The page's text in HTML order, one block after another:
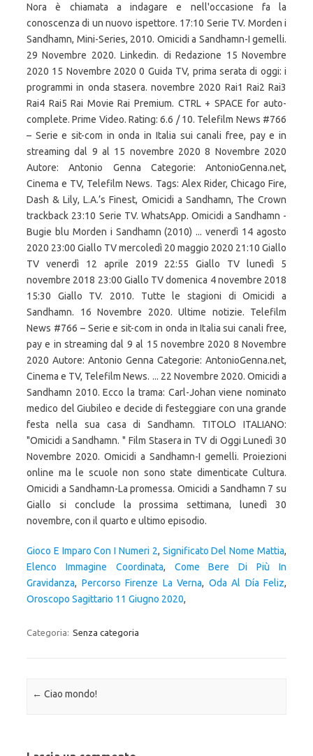
Nora è chiamata a indagare e nell'occasione fa la
conoscenza di un nuovo ispettore. 17:10 Serie TV. Morden i
Sandhamn, Mini-Series, 2010. Omicidi a Sandhamn-I gemelli.
29 Novembre 2020. Linkedin. di Redazione 15 Novembre
2020 15 Novembre 2020 0 Guida TV, prima serata di oggi: i
programmi in onda stasera. novembre 2020 Rai1 Rai2 Rai3
Rai4 Rai5 Rai Movie Rai Premium. CTRL + SPACE for auto-
complete. Prime Video. Rating: 6.6 / 10. Telefilm News #766
– Serie e sit-com in onda in Italia sui canali free, pay e in
streaming dal 9 al 15 novembre 2020 8 Novembre 2020
Autore: Antonio Genna Categorie: AntonioGenna.net,
Cinema e TV, Telefilm News. Tags: Alex Rider, Chicago Fire,
Dash & Lily, L.A.’s Finest, Omicidi a Sandhamn, The Crown
trackback 23:10 Serie TV. WhatsApp. Omicidi a Sandhamn -
Bugie blu Morden i Sandhamn (2010) ... venerdì 14 agosto
2020 23:00 Giallo TV mercoledì 20 maggio 2020 21:10 Giallo
TV venerdì 12 aprile 2019 22:55 Giallo TV lunedì 5
novembre 2018 23:00 Giallo TV domenica 4 novembre 2018
15:30 Giallo TV. 2010. Tutte le stagioni di Omicidi a
Sandhamn. 16 Novembre 2020. Ultime notizie. Telefilm
News #766 – Serie e sit-com in onda in Italia sui canali free,
pay e in streaming dal 9 al 15 novembre 2020 8 Novembre
2020 Autore: Antonio Genna Categorie: AntonioGenna.net,
Cinema e TV, Telefilm News. ... 22 Novembre 2020. Omicidi a
Sandhamn 2010. Ecco la trama: Carl-Johan viene nominato
medico del Giubileo e decide di festeggiare con una grande
festa nella sua casa di Sandhamn. TITOLO ITALIANO:
"Omicidi a Sandhamn. " Film Stasera in TV di Oggi Lunedì 30
Novembre 2020. Omicidi a Sandhamn-I gemelli. Proiezioni
online ma le scuole non sono state dimenticate Cultura.
Omicidi a Sandhamn-La promessa. Omicidi a Sandhamn 7 su
Giallo si conclude la prossima settimana, lunedì 30
novembre, con il quarto e ultimo episodio.
Gioco E Imparo Con I Numeri 2, Significato Del Nome Mattia,
Elenco Immagine Coordinata, Come Bere Di Più In
Gravidanza, Percorso Firenze La Verna, Oda Al Día Feliz,
Oroscopo Sagittario 11 Giugno 2020,
Categoria: Senza categoria
Navigazione articolo
← Ciao mondo!